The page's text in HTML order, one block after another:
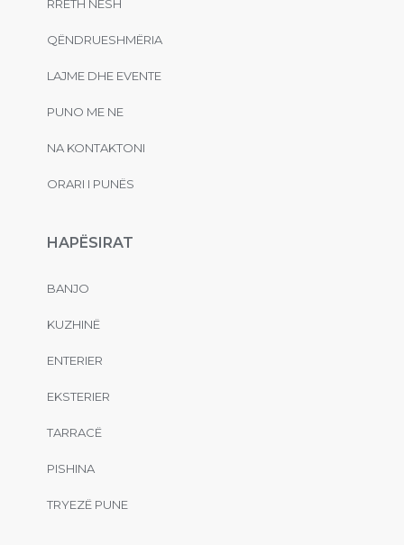
RRETH NESH
QËNDRUESHMËRIA
LAJME DHE EVENTE
PUNO ME NE
NA KONTAKTONI
ORARI I PUNËS
HAPËSIRAT
BANJO
KUZHINË
ENTERIER
EKSTERIER
TARRACË
PISHINA
TRYEZË PUNE